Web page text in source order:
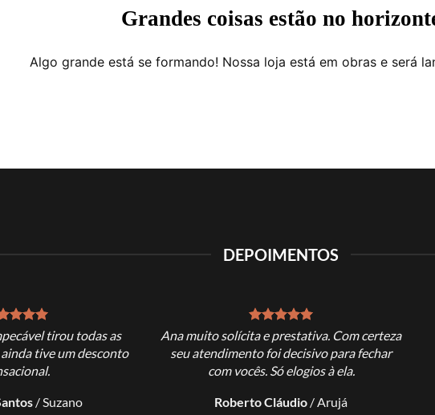
Grandes coisas estão no
Algo grande está se formando! Nossa loja está em obras e será
DEPOIMENTOS
tirou todas as
tive um desconto
/Suzano
Ana muito solícita e prestativa. Com certeza
seu atendimento foi decisivo para fechar
com vocês. Só elogios à ela.
Roberto Cláudio /Arujá